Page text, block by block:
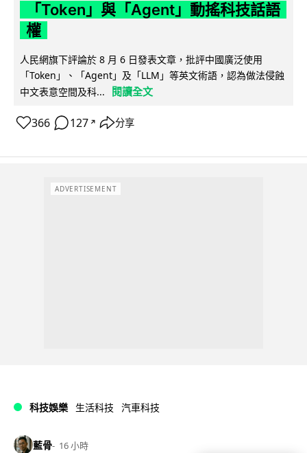
「Token」與「Agent」動搖科技話語
權
人民網旗下評論於 8 月 6 日發表文章，批評中國廣泛使用
「Token」、「Agent」及「LLM」等英文術語，認為做法侵蝕
中文表意空間及科...
閱讀全文
366 127 ↗ 分享
ADVERTISEMENT
科技娛樂 生活科技 汽車科技
藍骨 16 小時